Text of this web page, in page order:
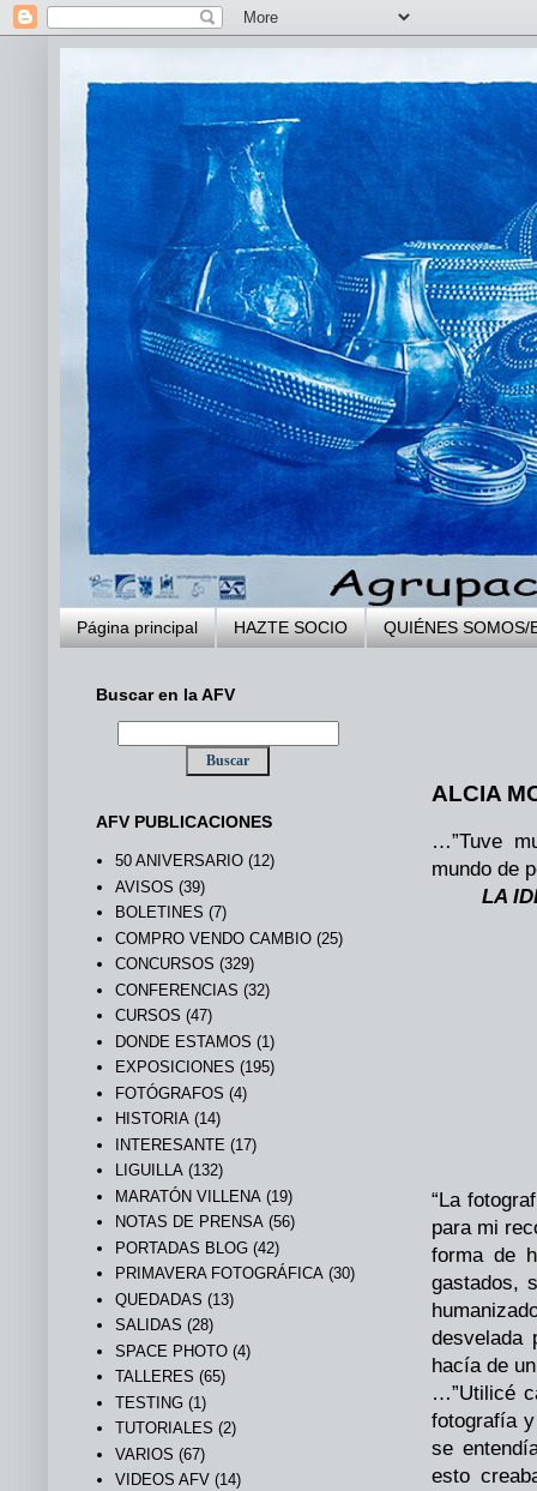
Página principal HAZTE SOCIO QUIÉNES SOMOS/
ALCIA
…”Tuve
mundo de
LA
“La
para mi
forma de
gastados,
hacía de
…”Utilicé
fotografía
se
esto
Buscar en la AFV
AFV PUBLICACIONES
50 ANIVERSARIO (12)
AVISOS (39)
BOLETINES (7)
COMPRO VENDO CAMBIO (25)
CONCURSOS (329)
CONFERENCIAS (32)
CURSOS (47)
DONDE ESTAMOS (1)
EXPOSICIONES (195)
FOTÓGRAFOS (4)
HISTORIA (14)
INTERESANTE (17)
LIGUILLA (132)
MARATÓN VILLENA (19)
NOTAS DE PRENSA (56)
PORTADAS BLOG (42)
PRIMAVERA FOTOGRÁFICA (30)
QUEDADAS (13)
SALIDAS (28)
SPACE PHOTO (4)
TALLERES (65)
TESTING (1)
TUTORIALES (2)
VARIOS (67)
VIDEOS AFV (14)